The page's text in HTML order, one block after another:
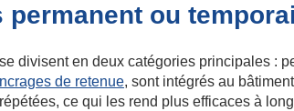
ou
divisent en deux catégories principales
de retenue, sont intégrés au
ce qui les rend plus efficaces à